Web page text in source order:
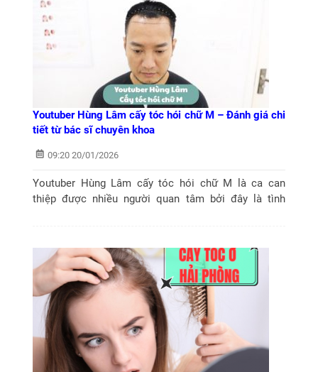
Youtuber Hùng Lâm cấy tóc hói chữ M – Đánh giá chi
tiết từ bác sĩ chuyên khoa
09:20 20/01/2026
Youtuber Hùng Lâm cấy tóc hói chữ M là ca can
thiệp được nhiều người quan tâm bởi đây là tình